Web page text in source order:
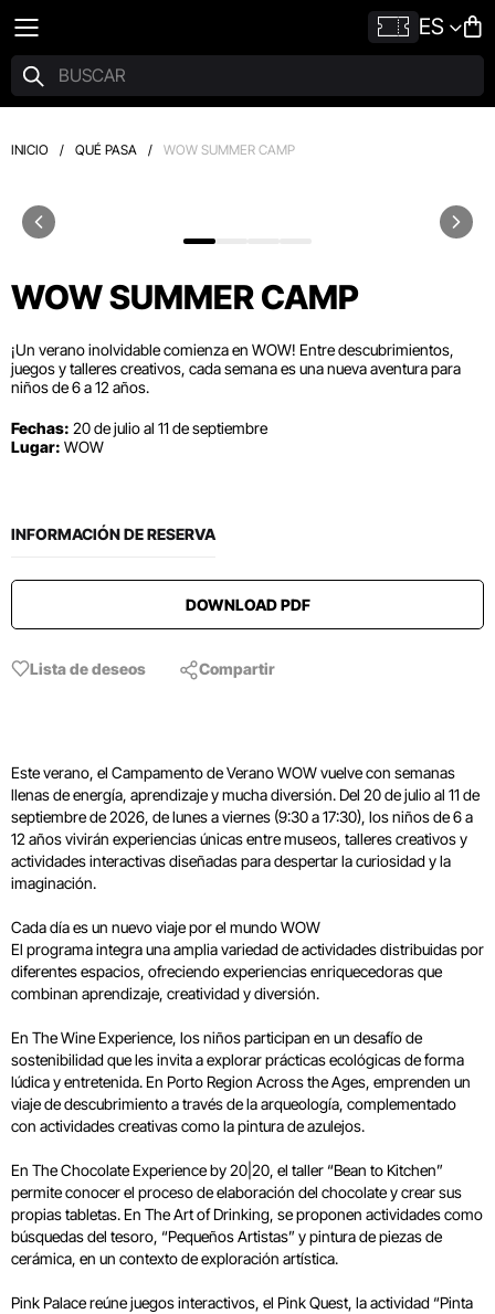
ES
INICIO / QUÉ PASA / WOW SUMMER CAMP
WOW SUMMER CAMP
¡Un verano inolvidable comienza en WOW! Entre descubrimientos,
juegos y talleres creativos, cada semana es una nueva aventura para
niños de 6 a 12 años.
Fechas: 20 de julio al 11 de septiembre
Lugar: WOW
INFORMACIÓN DE RESERVA
DOWNLOAD PDF
Lista de deseos Compartir
Este verano, el Campamento de Verano WOW vuelve con semanas
llenas de energía, aprendizaje y mucha diversión. Del 20 de julio al 11 de
septiembre de 2026, de lunes a viernes (9:30 a 17:30), los niños de 6 a
12 años vivirán experiencias únicas entre museos, talleres creativos y
actividades interactivas diseñadas para despertar la curiosidad y la
imaginación.
Cada día es un nuevo viaje por el mundo WOW
El programa integra una amplia variedad de actividades distribuidas por
diferentes espacios, ofreciendo experiencias enriquecedoras que
combinan aprendizaje, creatividad y diversión.
En The Wine Experience, los niños participan en un desafío de
sostenibilidad que les invita a explorar prácticas ecológicas de forma
lúdica y entretenida. En Porto Region Across the Ages, emprenden un
viaje de descubrimiento a través de la arqueología, complementado
con actividades creativas como la pintura de azulejos.
En The Chocolate Experience by 20|20, el taller “Bean to Kitchen”
permite conocer el proceso de elaboración del chocolate y crear sus
propias tabletas. En The Art of Drinking, se proponen actividades como
búsquedas del tesoro, “Pequeños Artistas” y pintura de piezas de
cerámica, en un contexto de exploración artística.
Pink Palace reúne juegos interactivos, el Pink Quest, la actividad “Pinta